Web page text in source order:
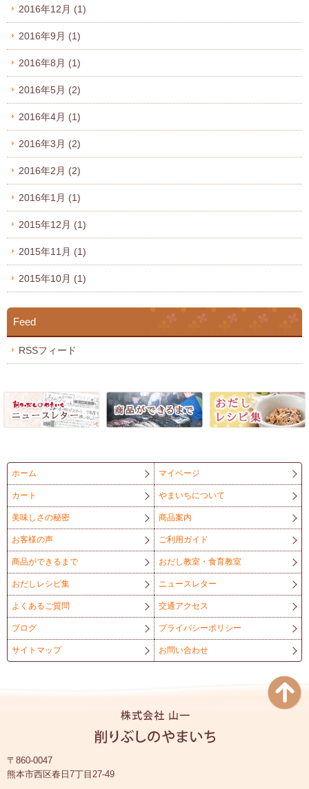
2016年12月 (1)
2016年9月 (1)
2016年8月 (1)
2016年5月 (2)
2016年4月 (1)
2016年3月 (2)
2016年2月 (2)
2016年1月 (1)
2015年12月 (1)
2015年11月 (1)
2015年10月 (1)
Feed
RSSフィード
ホーム マイページ
カート やまいちについて
美味しさの秘密 商品案内
お客様の声 ご利用ガイド
商品ができるまで おだし教室・食育教室
おだしレシピ集 ニュースレター
よくあるご質問 交通アクセス
ブログ プライバシーポリシー
サイトマップ お問い合わせ
〒860-0047
熊本市西区春日7丁目27-49